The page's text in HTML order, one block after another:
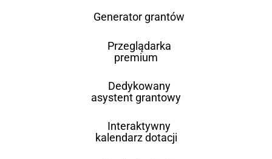
Generator grantów
Przeglądarka
premium
Dedykowany
asystent grantowy
Interaktywny
kalendarz dotacji